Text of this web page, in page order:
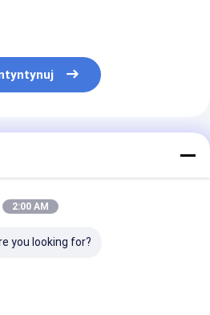
2:00 AM
you looking for?